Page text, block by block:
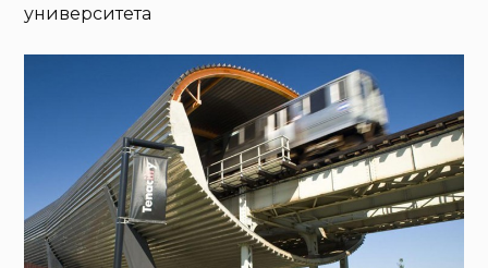
университета